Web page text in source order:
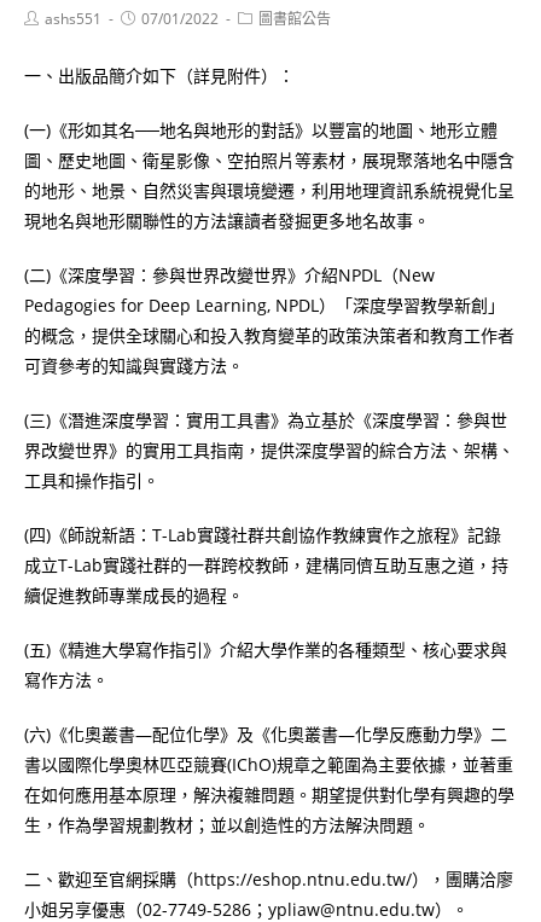
Postashs551
Post07/01/2022
Post圖書館公告
一、出版品簡介如下（詳見附件）：
(一)《形如其名──地名與地形的對話》以豐富的地圖、地形立體
圖、歷史地圖、衛星影像、空拍照片等素材，展現聚落地名中隱含
的地形、地景、自然災害與環境變遷，利用地理資訊系統視覺化呈
現地名與地形關聯性的方法讓讀者發掘更多地名故事。
(二)《深度學習：參與世界改變世界》介紹NPDL（New
Pedagogies for Deep Learning, NPDL）「深度學習教學新創」
的概念，提供全球關心和投入教育變革的政策決策者和教育工作者
可資參考的知識與實踐方法。
(三)《潛進深度學習：實用工具書》為立基於《深度學習：參與世
界改變世界》的實用工具指南，提供深度學習的綜合方法、架構、
工具和操作指引。
(四)《師說新語：T-Lab實踐社群共創協作教練實作之旅程》記錄
成立T-Lab實踐社群的一群跨校教師，建構同儕互助互惠之道，持
續促進教師專業成長的過程。
(五)《精進大學寫作指引》介紹大學作業的各種類型、核心要求與
寫作方法。
(六)《化奧叢書—配位化學》及《化奧叢書—化學反應動力學》二
書以國際化學奧林匹亞競賽(IChO)規章之範圍為主要依據，並著重
在如何應用基本原理，解決複雜問題。期望提供對化學有興趣的學
生，作為學習規劃教材；並以創造性的方法解決問題。
二、歡迎至官網採購（https://eshop.ntnu.edu.tw/），團購洽廖
小姐另享優惠（02-7749-5286；ypliaw@ntnu.edu.tw）。